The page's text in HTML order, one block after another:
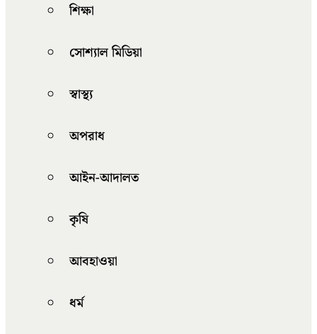
শিক্ষা
সোশ্যাল মিডিয়া
স্বাস্থ্য
অপরাধ
আইন-আদালত
কৃষি
আবহাওয়া
ধর্ম